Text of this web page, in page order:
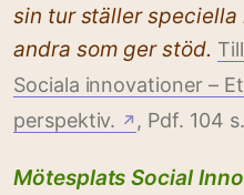
sin tur ställer speciella
andra som ger stöd.
Sociala innovationer –
perspektiv. ↗ , Pdf. 104
Mötesplats Social